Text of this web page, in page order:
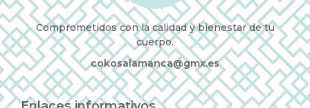
Comprometidos con la calidad y bienestar de tu
cuerpo.
cokosalamanca@gmx.es